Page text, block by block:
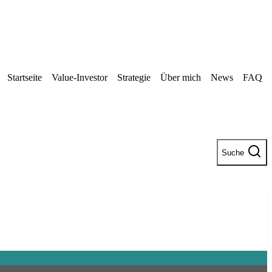
Startseite Value-Investor Strategie Über mich News FAQ
Suche